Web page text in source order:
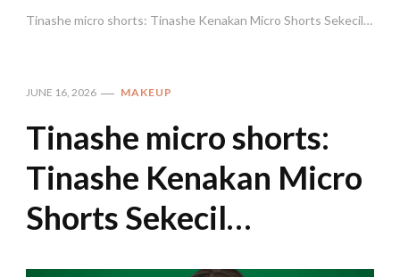
Tinashe micro shorts: Tinashe Kenakan Micro Shorts Sekecil…
JUNE 16, 2026 MAKEUP
Tinashe micro shorts:
Tinashe Kenakan Micro
Shorts Sekecil…